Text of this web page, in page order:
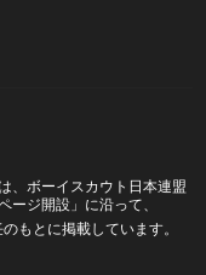
、ボーイスカウト日本連盟
ージ開設」 に沿って、
責任のもとに掲載しています。